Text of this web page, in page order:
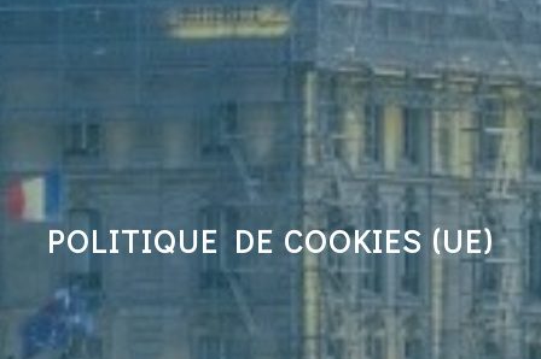
POLITIQUE DE COOKIES (UE)